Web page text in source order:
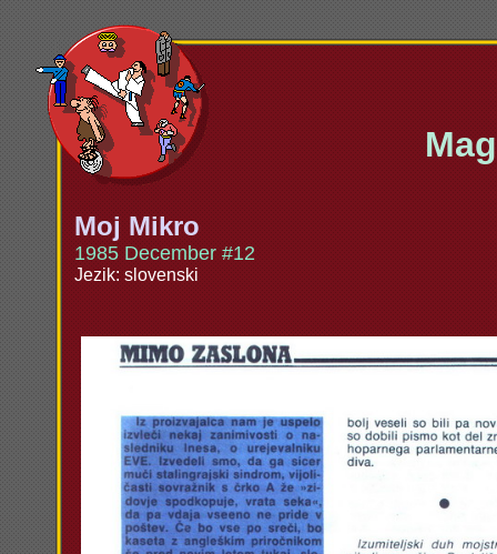
Moj Mikro
1985 December #12
Jezik: slovenski